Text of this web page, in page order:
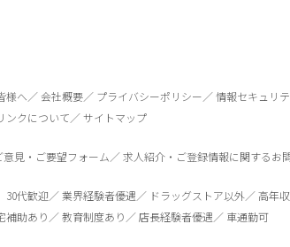
様へ 会社概要 プライバシーポリシー 情報セキュリ
ンクについて サイトマップ
見・ご要望フォーム 求人紹介・ご登録情報に関するお
30代歓迎 業界経験者優遇 ドラッグストア以外 高年収
補助あり 教育制度あり 店長経験者優遇 車通勤可